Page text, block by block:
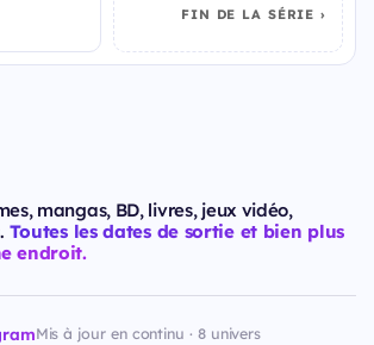
FIN DE LA SÉRIE
mangas, BD, livres, jeux vidéo,
Toutes les dates de sortie et bien plus
endroit.
Mis à jour en continu · 8 univers